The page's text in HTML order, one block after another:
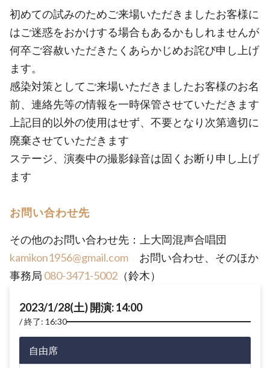
初めての試みのためご来場いただきましたお客様に
はご迷惑をおかけする場合もあるかもしれませんが
何卒ご容赦いただきたくあらかじめお詫び申し上げ
ます。
感染対策としてご来場いただきましたお客様のお名
前、連絡先等の情報を一時保管させていただきます
上記目的以外の使用はせず、不要となり次第適切に
廃棄させていただきます
ステージ、演奏中の撮影録音は固くお断り申し上げ
ます
お問い合わせ先
その他のお問い合わせ先：上大岡混声合唱団
kamikon1956@gmail.com お問い合わせ、そのほか
事務局 080-3471-5002 （鈴木）
2023/1/28(土) 開演: 14:00
終了: 16:30
自由席